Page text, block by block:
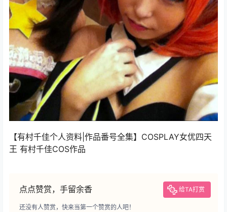
【有村千佳个人资料|作品番号全集】COSPLAY女优四天
王 有村千佳COS作品
点点赞赏，手留余香 给TA打赏
还没有人赞赏，快来当第一个赞赏的人吧！